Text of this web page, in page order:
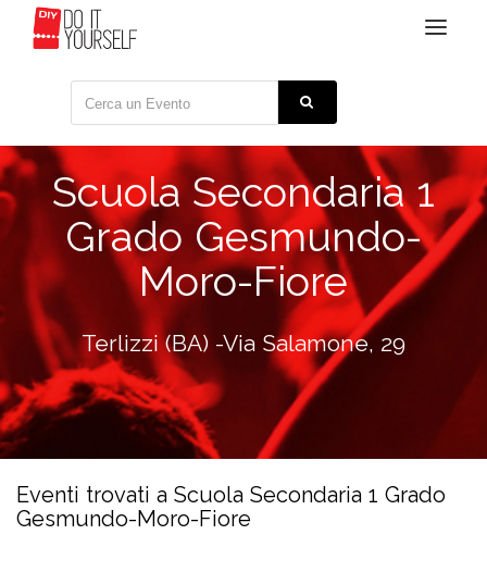
Toggle
Scuola Secondaria 1
Grado Gesmundo-
Moro-Fiore
Terlizzi (BA) -Via Salamone, 29
Eventi trovati a Scuola Secondaria 1 Grado
Gesmundo-Moro-Fiore